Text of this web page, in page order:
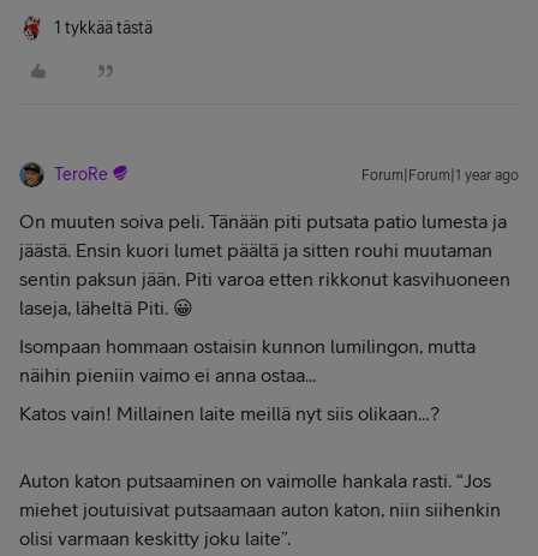
1 tykkää tästä
TeroRe Forum|Forum|1 year ago
On muuten soiva peli. Tänään piti putsata patio lumesta ja
jäästä. Ensin kuori lumet päältä ja sitten rouhi muutaman
sentin paksun jään. Piti varoa etten rikkonut kasvihuoneen
laseja, läheltä Piti. 😀
Isompaan hommaan ostaisin kunnon lumilingon, mutta
näihin pieniin vaimo ei anna ostaa...
Katos vain! Millainen laite meillä nyt siis olikaan…?
Auton katon putsaaminen on vaimolle hankala rasti. “Jos
miehet joutuisivat putsaamaan auton katon, niin siihenkin
olisi varmaan keskitty joku laite”.